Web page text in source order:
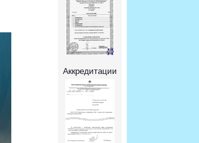
Аккредитации